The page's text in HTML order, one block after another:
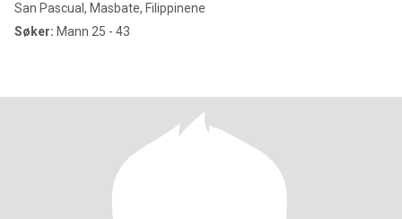
San Pascual, Masbate, Filippinene
Søker: Mann 25 - 43